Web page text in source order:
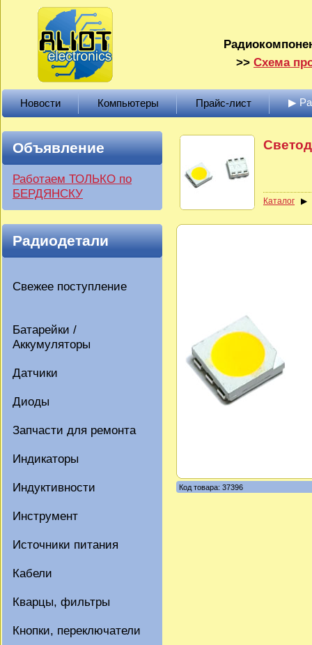
>> Схема
Новости Компьютеры Прайс-лист ▶
Объявление
Работаем ТОЛЬКО по
БЕРДЯНСКУ
Радиодетали
Свежее поступление
Батарейки /
Аккумуляторы
Датчики
Диоды
Запчасти для ремонта
Индикаторы
Индуктивности
Инструмент
Источники питания
Кабели
Кварцы, фильтры
Кнопки, переключатели
Каталог
Код товара: 37396